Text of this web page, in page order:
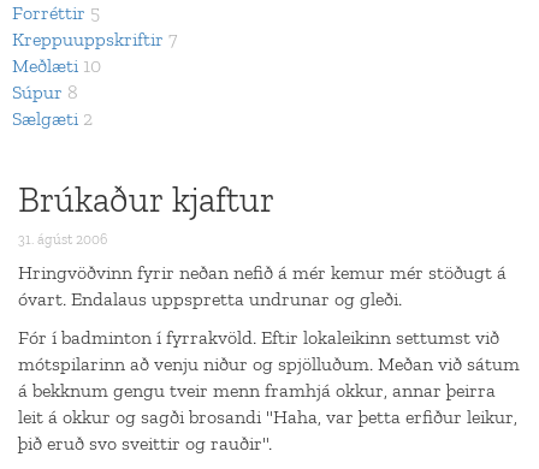
Forréttir 5
Kreppuuppskriftir 7
Meðlæti 10
Súpur 8
Sælgæti 2
Brúkaður kjaftur
31. ágúst 2006
Hringvöðvinn fyrir neðan nefið á mér kemur mér stöðugt á
óvart. Endalaus uppspretta undrunar og gleði.
Fór í badminton í fyrrakvöld. Eftir lokaleikinn settumst við
mótspilarinn að venju niður og spjölluðum. Meðan við sátum
á bekknum gengu tveir menn framhjá okkur, annar þeirra
leit á okkur og sagði brosandi "Haha, var þetta erfiður leikur,
þið eruð svo sveittir og rauðir".